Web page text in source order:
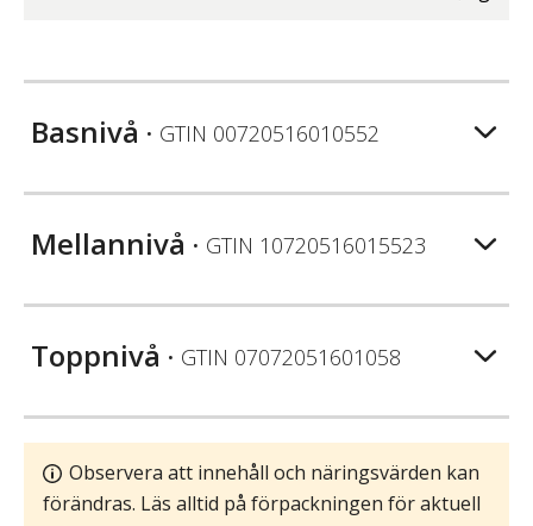
Basnivå • GTIN 00720516010552
Mellannivå • GTIN 10720516015523
Toppnivå • GTIN 07072051601058
Observera att innehåll och näringsvärden kan
förändras. Läs alltid på förpackningen för aktuell